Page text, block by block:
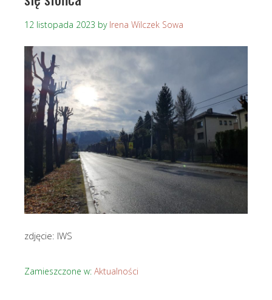
12 listopada 2023 by Irena Wilczek Sowa
zdjęcie: IWS
Zamieszczone w: Aktualności